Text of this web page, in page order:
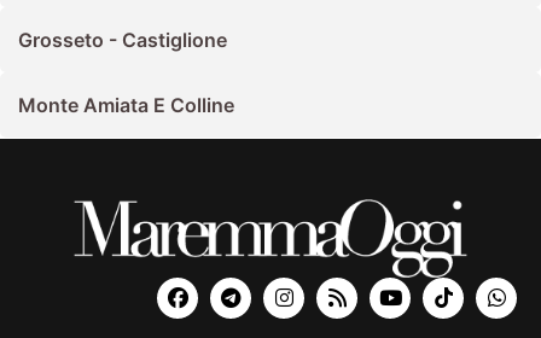
Grosseto - Castiglione
Monte Amiata E Colline